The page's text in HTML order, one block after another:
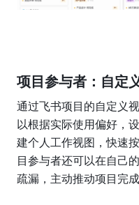
项目参与者：自定
通过飞书项目的自定义
以根据实际使用偏好，
建个人工作视图，快速
目参与者还可以在自己
疏漏，主动推动项目完成